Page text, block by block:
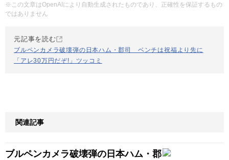
※この文章はOpenAIにより自動生成されたものであり、正確性を保証するもの
ではありません
元記事を読む
ブルペンカメラ破壊弾の日本ハム・郡司 ベンチは祝福より先に
「アレ30万円だぞ!」ツッコミ
関連記事
ブルペンカメラ破壊弾の日本ハム・郡